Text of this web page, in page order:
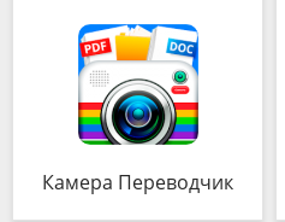
Камера Переводчик